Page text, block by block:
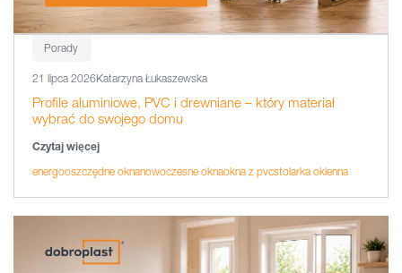
Porady
21 lipca 2026Katarzyna Łukaszewska
Profile aluminiowe, PVC i drewniane – który materiał
wybrać do swojego domu
Czytaj więcej
energooszczędne oknanowoczesne oknaokna z pvcstolarka okienna